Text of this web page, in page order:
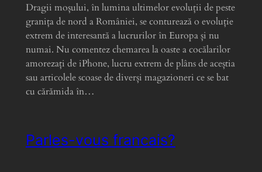
Dragii moșului, în lumina ultimelor evoluții de peste
granița de nord a României, se conturează o evoluție
extrem de interesantă a lucrurilor în Europa și nu
numai. Nu comentez chemarea la oaste a cocălarilor
amorezați de iPhone, lucru extrem de plâns de aceștia
sau articolele scoase de diverși magazioneri ce se bat
cu cărămida în…
Parles-vous francais?